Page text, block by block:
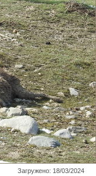
Загружено: 18/03/2024